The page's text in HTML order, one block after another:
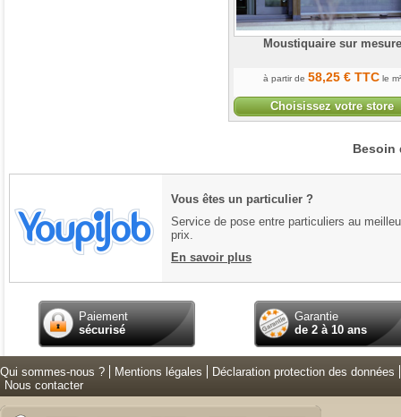
Moustiquaire sur mesure
à partir de 58,25 € TTC le m²
Choisissez votre store
Besoin
Vous êtes un particulier ?
Service de pose entre particuliers au
prix.
En savoir plus
Paiement
sécurisé
Garantie
de 2 à 10 ans
Qui sommes-nous ? Mentions légales
Déclaration protection des données
Nous contacter